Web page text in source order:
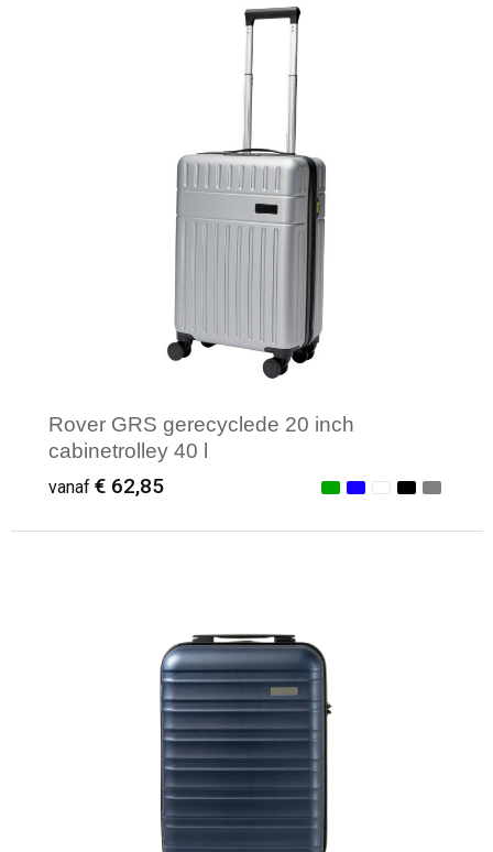
Minimale afname: 1
Rover GRS gerecyclede 20 inch
cabinetrolley 40 l
vanaf € 62,85